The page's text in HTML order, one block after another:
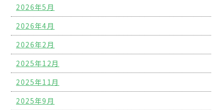
2026年5月
2026年4月
2026年2月
2025年12月
2025年11月
2025年9月